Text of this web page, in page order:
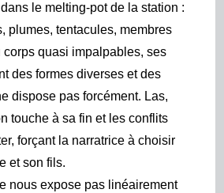
le melting-pot de la station :
plumes, tentacules, membres
corps quasi impalpables, ses
des formes diverses et des
dispose pas forcément. Las,
touche à sa fin et les conflits
forçant la narratrice à choisir
et son fils.
nous expose pas linéairement